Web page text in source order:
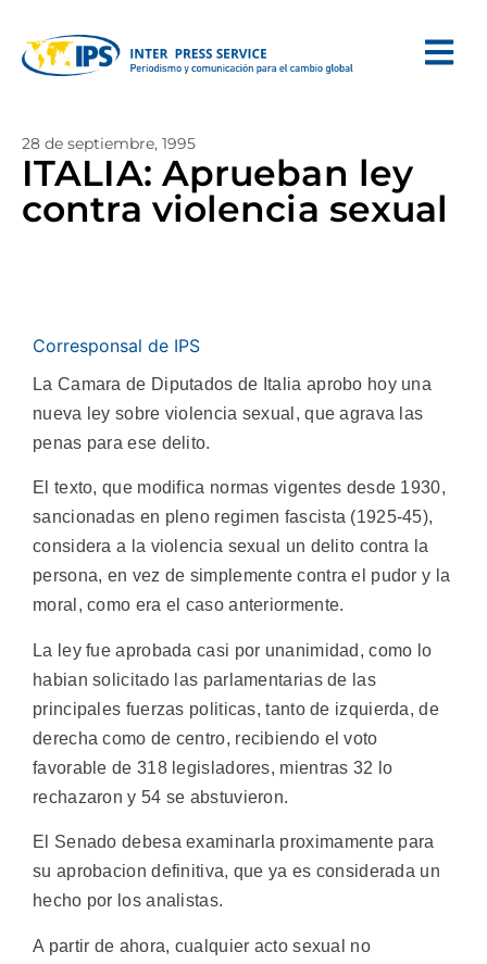
28 de septiembre, 1995
ITALIA: Aprueban ley
contra violencia sexual
Corresponsal de IPS
La Camara de Diputados de Italia aprobo hoy una
nueva ley sobre violencia sexual, que agrava las
penas para ese delito.
El texto, que modifica normas vigentes desde 1930,
sancionadas en pleno regimen fascista (1925-45),
considera a la violencia sexual un delito contra la
persona, en vez de simplemente contra el pudor y la
moral, como era el caso anteriormente.
La ley fue aprobada casi por unanimidad, como lo
habian solicitado las parlamentarias de las
principales fuerzas politicas, tanto de izquierda, de
derecha como de centro, recibiendo el voto
favorable de 318 legisladores, mientras 32 lo
rechazaron y 54 se abstuvieron.
El Senado debesa examinarla proximamente para
su aprobacion definitiva, que ya es considerada un
hecho por los analistas.
A partir de ahora, cualquier acto sexual no